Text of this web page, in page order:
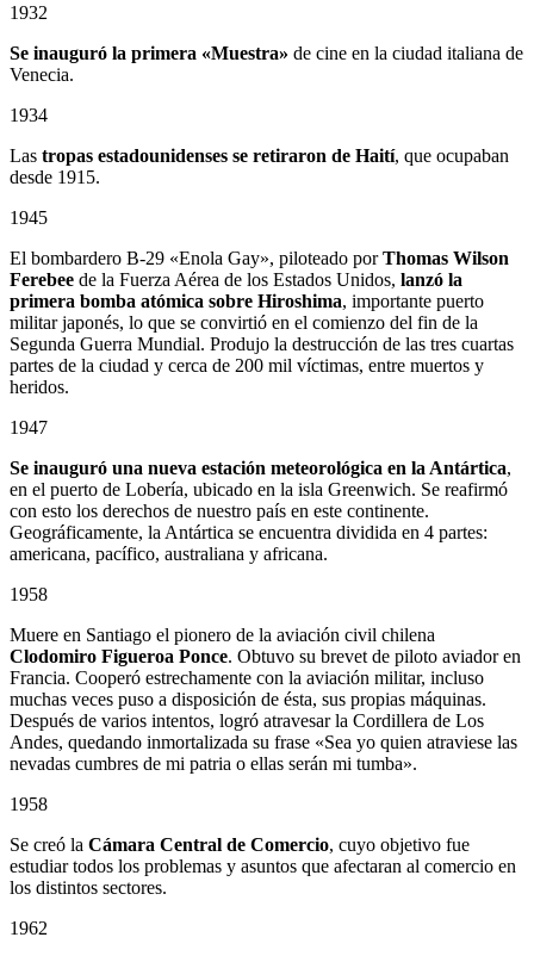
1932
Se inauguró la primera «Muestra» de cine en la ciudad italiana de
Venecia.
1934
Las tropas estadounidenses se retiraron de Haití, que ocupaban
desde 1915.
1945
El bombardero B-29 «Enola Gay», piloteado porThomas Wilson
Ferebee de la Fuerza Aérea de los Estados Unidos, lanzó la
primera bomba atómica sobre Hiroshima, importante puerto
militar japonés, lo que se convirtió en el comienzo del fin de la
Segunda Guerra Mundial. Produjo la destrucción de las tres cuartas
partes de la ciudad y cerca de 200 mil víctimas, entre muertos y
heridos.
1947
Se inauguró una nueva estación meteorológica en la Antártica,
en el puerto de Lobería, ubicado en la isla Greenwich. Se reafirmó
con esto los derechos de nuestro país en este continente.
Geográficamente, la Antártica se encuentra dividida en 4 partes:
americana, pacífico, australiana y africana.
1958
Muere en Santiago el pionero de la aviación civil chilena
Clodomiro Figueroa Ponce. Obtuvo su brevet de piloto aviador en
Francia. Cooperó estrechamente con la aviación militar, incluso
muchas veces puso a disposición de ésta, sus propias máquinas.
Después de varios intentos, logró atravesar la Cordillera de Los
Andes, quedando inmortalizada su frase «Sea yo quien atraviese las
nevadas cumbres de mi patria o ellas serán mi tumba».
1958
Se creó la Cámara Central de Comercio, cuyo objetivo fue
estudiar todos los problemas y asuntos que afectaran al comercio en
los distintos sectores.
1962